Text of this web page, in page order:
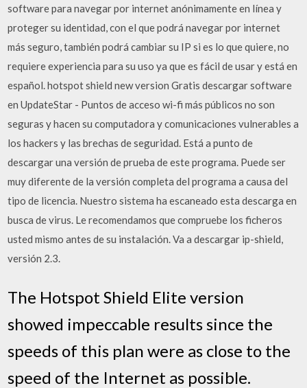
software para navegar por internet anónimamente en línea y
proteger su identidad, con el que podrá navegar por internet
más seguro, también podrá cambiar su IP si es lo que quiere, no
requiere experiencia para su uso ya que es fácil de usar y está en
español. hotspot shield new version Gratis descargar software
en UpdateStar - Puntos de acceso wi-fi más públicos no son
seguras y hacen su computadora y comunicaciones vulnerables a
los hackers y las brechas de seguridad. Está a punto de
descargar una versión de prueba de este programa. Puede ser
muy diferente de la versión completa del programa a causa del
tipo de licencia. Nuestro sistema ha escaneado esta descarga en
busca de virus. Le recomendamos que compruebe los ficheros
usted mismo antes de su instalación. Va a descargar ip-shield,
versión 2.3.
The Hotspot Shield Elite version
showed impeccable results since the
speeds of this plan were as close to the
speed of the Internet as possible.